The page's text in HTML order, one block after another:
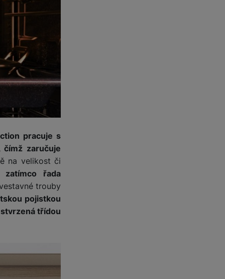
pracuje s
zaručuje
na velikost či
zatímco řada
trouby
pojistkou
třídou